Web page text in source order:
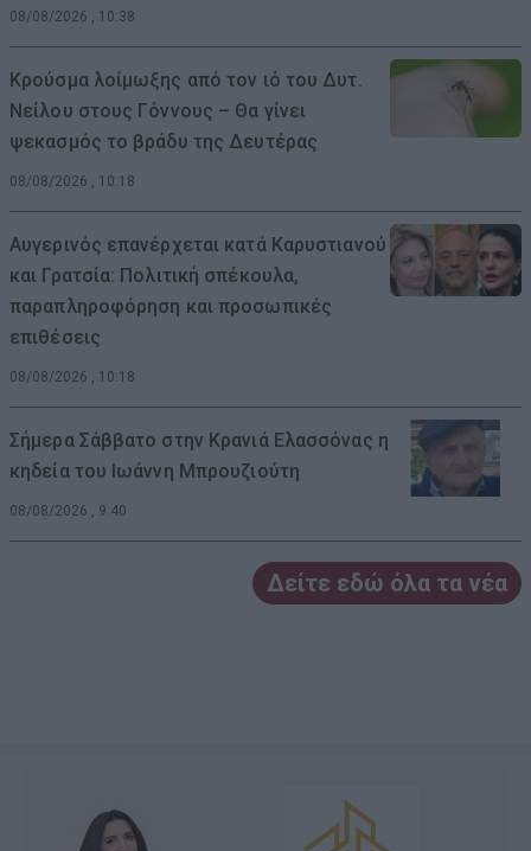
08/08/2026 , 10:38
Κρούσμα λοίμωξης από τον ιό του Δυτ.
Νείλου στους Γόννους – Θα γίνει
ψεκασμός το βράδυ της Δευτέρας
08/08/2026 , 10:18
Αυγερινός επανέρχεται κατά Καρυστιανού
και Γρατσία: Πολιτική σπέκουλα,
παραπληροφόρηση και προσωπικές
επιθέσεις
08/08/2026 , 10:18
Σήμερα Σάββατο στην Κρανιά Ελασσόνας η
κηδεία του Ιωάννη Μπρουζιούτη
08/08/2026 , 9:40
Δείτε εδώ όλα τα νέα